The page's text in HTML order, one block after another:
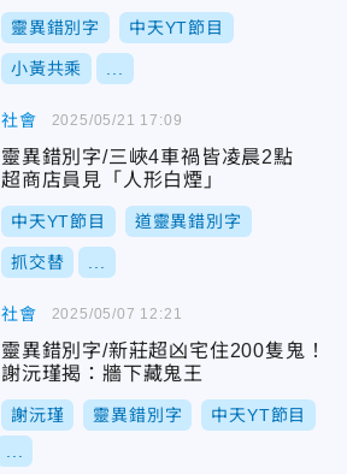
靈異錯別字 中天YT節目
小黃共乘
社會
靈異錯別字/三峽4車禍皆凌晨2點
超商店員見「人形白煙」
中天YT節目 道靈異錯別字
抓交替
2025/05/21 17:09
社會
靈異錯別字/新莊超凶宅住200隻鬼！
謝沅瑾揭：牆下藏鬼王
謝沅瑾 靈異錯別字 中天YT節目
2025/05/07 12:21